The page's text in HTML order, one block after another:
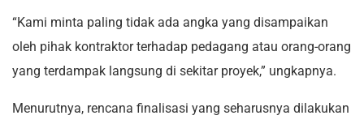
“Kami minta paling tidak ada angka yang disampaikan
oleh pihak kontraktor terhadap pedagang atau orang-orang
yang terdampak langsung di sekitar proyek,” ungkapnya.
Menurutnya, rencana finalisasi yang seharusnya dilakukan